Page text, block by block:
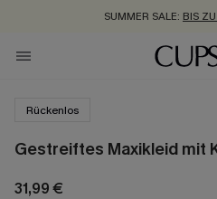
SUMMER SALE: BIS
ZUM NEWSLETTER:BIS ZU -
KOSTENLOSER
Rückenlos
Gestreiftes Maxikleid mit
31,99 €